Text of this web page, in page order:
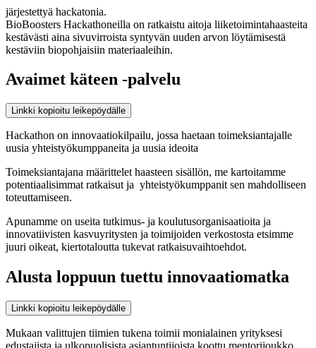
järjestettyä hackatonia.
BioBoosters Hackathoneilla on ratkaistu aitoja liiketoimintahaasteita
kestävästi aina sivuvirroista syntyvän uuden arvon löytämisestä
kestäviin biopohjaisiin materiaaleihin.
Avaimet käteen -palvelu
Linkki kopioitu leikepöydälle
Hackathon on innovaatiokilpailu, jossa haetaan toimeksiantajalle
uusia yhteistyökumppaneita ja uusia ideoita
Toimeksiantajana määrittelet haasteen sisällön, me kartoitamme
potentiaalisimmat ratkaisut ja yhteistyökumppanit sen mahdolliseen
toteuttamiseen.
Apunamme on useita tutkimus- ja koulutusorganisaatioita ja
innovatiivisten kasvuyritysten ja toimijoiden verkostosta etsimme
juuri oikeat, kiertotaloutta tukevat ratkaisuvaihtoehdot.
Alusta loppuun tuettu innovaatiomatka
Linkki kopioitu leikepöydälle
Mukaan valittujen tiimien tukena toimii monialainen yrityksesi